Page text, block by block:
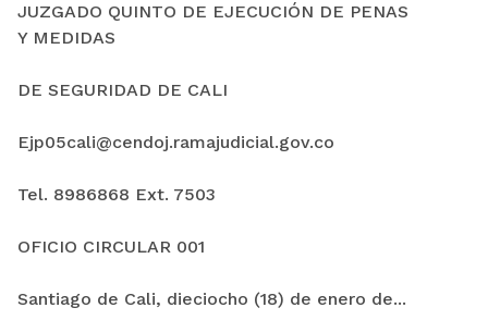
JUZGADO QUINTO DE EJECUCIÓN DE PENAS
Y MEDIDAS
DE SEGURIDAD DE CALI
Ejp05cali@cendoj.ramajudicial.gov.co
Tel. 8986868 Ext. 7503
OFICIO CIRCULAR 001
Santiago de Cali, dieciocho (18) de enero de...